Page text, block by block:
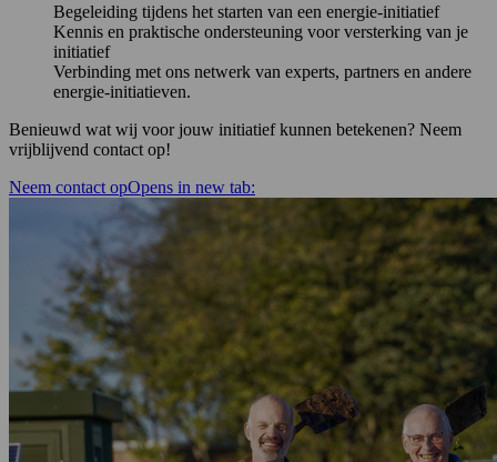
Begeleiding tijdens het starten van een energie-initiatief
Kennis en praktische ondersteuning voor versterking van je
initiatief
Verbinding met ons netwerk van experts, partners en andere
energie-initiatieven.
Benieuwd wat wij voor jouw initiatief kunnen betekenen? Neem
vrijblijvend contact op!
Neem contact opOpens in new tab: